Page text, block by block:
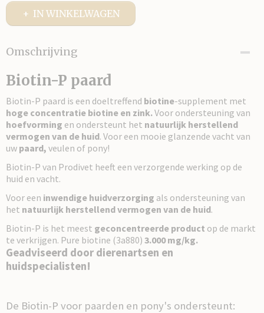
IN WINKELWAGEN
Omschrijving
Biotin-P paard
Biotin-P paard is een doeltreffend biotine-supplement met
hoge concentratie biotine en zink.Voor ondersteuning van
hoefvorming en ondersteunt het natuurlijk herstellend
vermogen van de huid. Voor een mooie glanzende vacht van
uw paard, veulen of pony!
Biotin-P van Prodivet heeft een verzorgende werking op de
huid en vacht.
Voor een inwendige huidverzorging als ondersteuning van
het natuurlijk herstellend vermogen van de huid.
Biotin-P is het meest geconcentreerde product op de markt
te verkrijgen. Pure biotine (3a880) 3.000 mg/kg.
Geadviseerd door dierenartsen en
huidspecialisten!
De Biotin-P voor paarden en pony's ondersteunt: